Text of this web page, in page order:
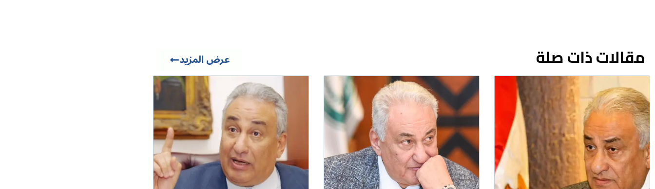
مقالات ذات صلة عرض المزيد